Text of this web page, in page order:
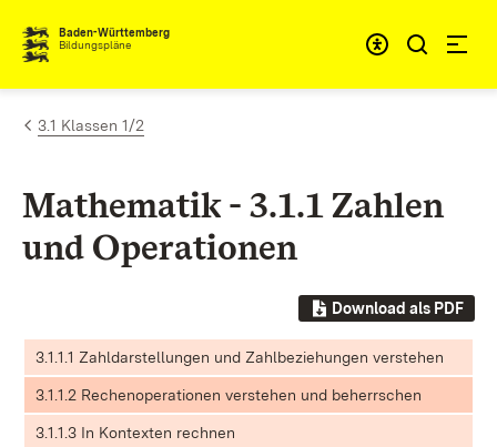
Zum Inhalt springen
Baden-Württemberg
Bildungspläne
3.1 Klassen 1/2
Mathematik - 3.1.1 Zahlen
und Operationen
Download als PDF
3.1.1.1 Zahldarstellungen und Zahlbeziehungen verstehen
3.1.1.2 Rechenoperationen verstehen und beherrschen
3.1.1.3 In Kontexten rechnen